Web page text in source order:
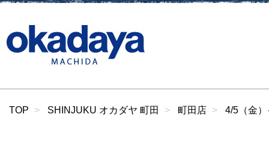
TOP SHINJUKU オカダヤ 町田 町田店 4/5（金